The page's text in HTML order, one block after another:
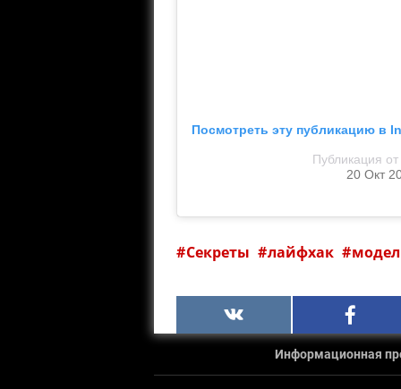
Посмотреть эту публикацию в
Публикация
20 Окт
Секреты лайфхак
Информационная